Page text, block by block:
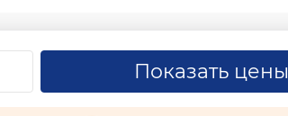
Показать цены